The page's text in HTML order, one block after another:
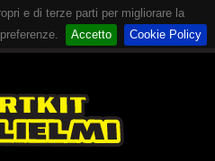
e di terze parti per migliorare la
Accetto Cookie Policy